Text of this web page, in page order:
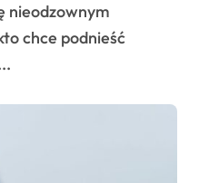
chce podnieść